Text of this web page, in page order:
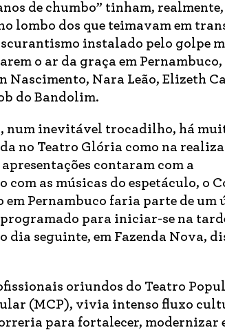
de chumbo” tinham, realmente,
lombo dos que teimavam em
instalado pelo golpe
o ar da graça em Pernambuco,
Nascimento, Nara Leão, Elizeth
do Bandolim.
num inevitável trocadilho, há
no Teatro Glória como na
contaram com a
as músicas do espetáculo, o
em Pernambuco faria parte de um
programado para iniciar-se na
dia seguinte, em Fazenda Nova,
oriundos do Teatro
(MCP), vivia intenso fluxo
para fortalecer, modernizar